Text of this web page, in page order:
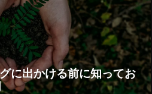
に出かける前に知ってお